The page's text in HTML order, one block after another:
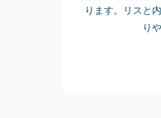
ります。リスと
り